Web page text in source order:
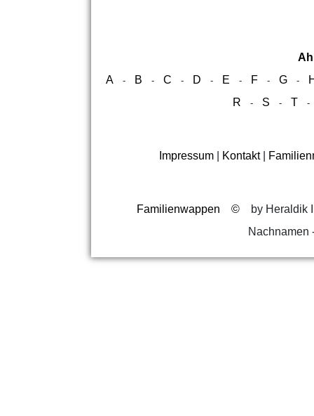
A
- B - C - D - E - F - G -
R
- S - T
Impressum| Kontakt|
Familienwappen © by Heraldik
Nachnamen